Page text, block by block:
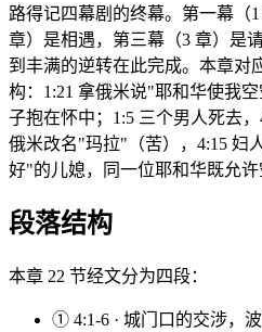
路得记四幕剧的终幕。第一幕（
章）是相遇，第三幕（3 章）是
到丰满的逆转在此完成。本章对
构：1:21 拿俄米说"耶和华使我
子抱在怀中；1:5 三个男人死去
俄米改名"玛拉"（苦），4:15 妇
好"的儿媳，同一位耶和华既允许
段落结构
本章 22 节经文分为四段：
① 4:1-6 · 城门口的交涉，